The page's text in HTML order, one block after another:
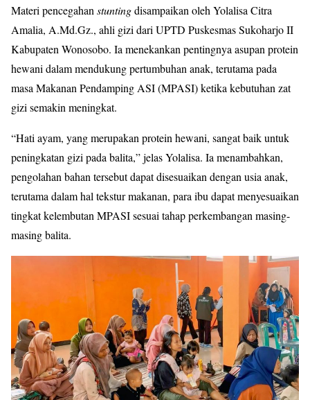
Materi pencegahan stuntingdisampaikan oleh Yolalisa Citra
Amalia, A.Md.Gz., ahli gizi dari UPTD Puskesmas Sukoharjo II
Kabupaten Wonosobo. Ia menekankan pentingnya asupan protein
hewani dalam mendukung pertumbuhan anak, terutama pada
masa Makanan Pendamping ASI (MPASI) ketika kebutuhan zat
gizi semakin meningkat.
“Hati ayam, yang merupakan protein hewani, sangat baik untuk
peningkatan gizi pada balita,” jelas Yolalisa. Ia menambahkan,
pengolahan bahan tersebut dapat disesuaikan dengan usia anak,
terutama dalam hal tekstur makanan, para ibu dapat menyesuaikan
tingkat kelembutan MPASI sesuai tahap perkembangan masing-
masing balita.